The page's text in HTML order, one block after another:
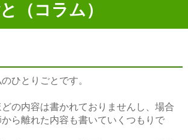
（コラム）
ひとりごとです。
の内容は書かれておりませんし、場合
ら離れた内容も書いていくつもりで